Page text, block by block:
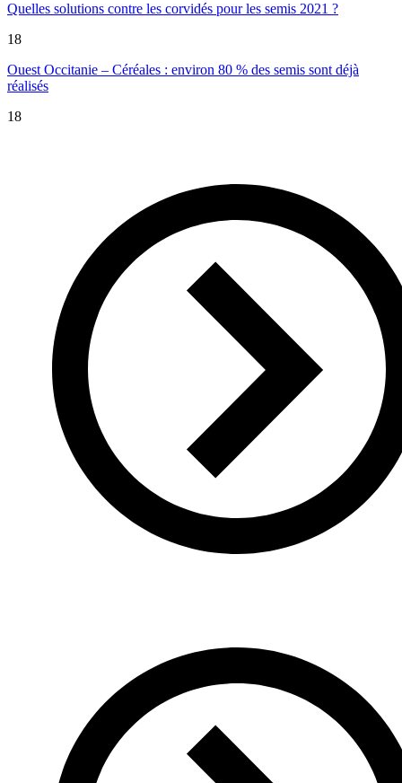
Quelles solutions contre les corvidés pour les semis 2021 ?
18
Ouest Occitanie – Céréales : environ 80 % des semis sont déjà
réalisés
18